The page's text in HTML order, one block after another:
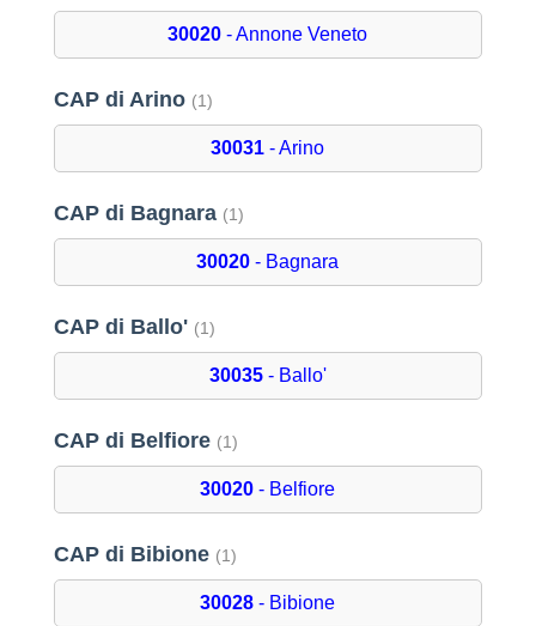
30020 - Annone Veneto
CAP di Arino (1)
30031 - Arino
CAP di Bagnara (1)
30020 - Bagnara
CAP di Ballo' (1)
30035- Ballo'
CAP di Belfiore (1)
30020 - Belfiore
CAP di Bibione (1)
30028 - Bibione